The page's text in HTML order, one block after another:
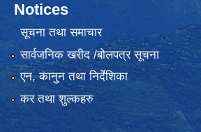
Notices
सूचना तथा समाचार
सार्वजनिक खरीद /बोलपत्र सूचना
एन, कानुन तथा निर्देशिका
कर तथा शुल्कहरु